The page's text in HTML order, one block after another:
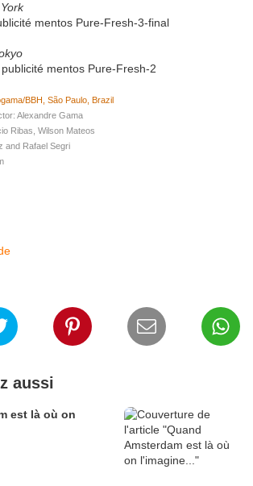
BBH, São Paulo, Brazil
Alexandre Gama
Ribas, Wilson Mateos
and Rafael Segri
aussi
est là où on